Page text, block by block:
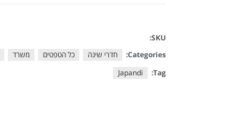
SKU:
Categories:
חדרי שינה כל הטפטים משרד
Tag:
Japandi